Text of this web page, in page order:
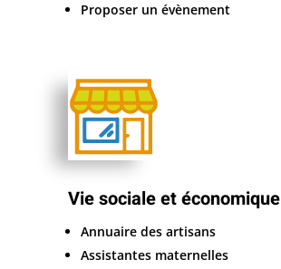
Proposer un évènement
Vie sociale et économique
Annuaire des artisans
Assistantes maternelles